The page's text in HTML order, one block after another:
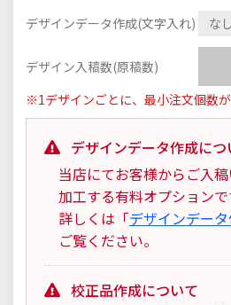
デザインデータ作成(文字入れ)
デザイン入稿数(原稿数)
※1デザインごとに、最小注文個数
デザインデータ作成につ
当店にてお客様からご入
加工する有料オプションで
詳しくは「デザインデー
ご覧ください。
校正品作成について